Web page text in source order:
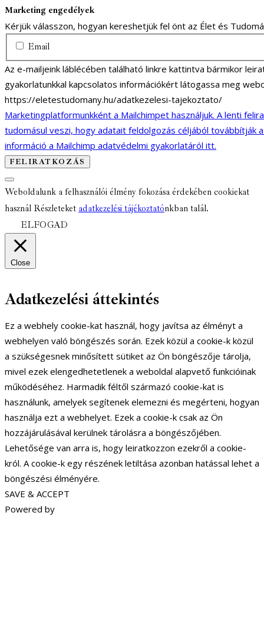
Marketing engedélyek
Kérjük válasszon, hogyan kereshetjük fel önt az Élet és
Email
Az e-mailjeink láblécében található linkre kattintva bármikor
gyakorlatunkkal kapcsolatos információkért látogassa meg
https://eletestudomany.hu/adatkezelesi-tajekoztato/
Marketingplatformunkként a Mailchimpet használjuk. A lenti
tudomásul veszi, hogy adatait feldolgozás céljából továbbítják
információ a Mailchimp adatvédelmi gyakorlatáról itt.
Weboldalunk a felhasználói élmény fokozása érdekében cookiekat
használ Részleteket adatkezelési tájékoztatónkban talál.
ELFOGAD
Close
Adatkezelési áttekintés
Ez a webhely cookie-kat használ, hogy javítsa az élményt a
webhelyen való böngészés során. Ezek közül a cookie-k közül
a szükségesnek minősített sütiket az Ön böngészője tárolja,
mivel ezek elengedhetetlenek a weboldal alapvető funkcióinak
működéséhez. Harmadik féltől származó cookie-kat is
használunk, amelyek segítenek elemezni és megérteni, hogyan
használja ezt a webhelyet. Ezek a cookie-k csak az Ön
hozzájárulásával kerülnek tárolásra a böngészőjében.
Lehetősége van arra is, hogy leiratkozzon ezekről a cookie-
król. A cookie-k egy részének letiltása azonban hatással lehet a
böngészési élményére.
SAVE & ACCEPT
Powered by